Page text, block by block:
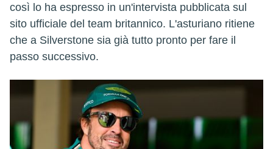
così lo ha espresso in un'intervista pubblicata sul
sito ufficiale del team britannico. L'asturiano ritiene
che a Silverstone sia già tutto pronto per fare il
passo successivo.